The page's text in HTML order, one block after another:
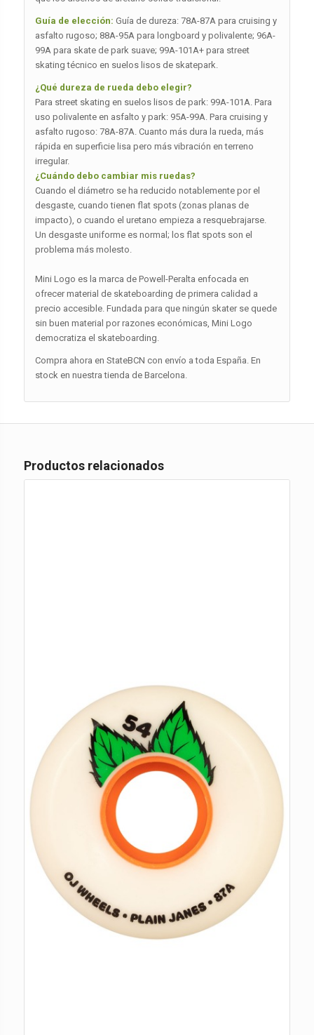
Guía de elección: Guía de dureza: 78A-87A para cruising y
asfalto rugoso; 88A-95A para longboard y polivalente; 96A-
99A para skate de park suave; 99A-101A+ para street
skating técnico en suelos lisos de skatepark.
¿Qué dureza de rueda debo elegir?
Para street skating en suelos lisos de park: 99A-101A. Para
uso polivalente en asfalto y park: 95A-99A. Para cruising y
asfalto rugoso: 78A-87A. Cuanto más dura la rueda, más
rápida en superficie lisa pero más vibración en terreno
irregular.
¿Cuándo debo cambiar mis ruedas?
Cuando el diámetro se ha reducido notablemente por el
desgaste, cuando tienen flat spots (zonas planas de
impacto), o cuando el uretano empieza a resquebrajarse.
Un desgaste uniforme es normal; los flat spots son el
problema más molesto.
Mini Logo es la marca de Powell-Peralta enfocada en
ofrecer material de skateboarding de primera calidad a
precio accesible. Fundada para que ningún skater se quede
sin buen material por razones económicas, Mini Logo
democratiza el skateboarding.
Compra ahora en StateBCN con envío a toda España. En
stock en nuestra tienda de Barcelona.
Productos relacionados